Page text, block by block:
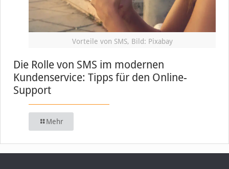
Vorteile von SMS, Bild: Pixabay
Die Rolle von SMS im modernen
Kundenservice: Tipps für den Online-
Support
Mehr